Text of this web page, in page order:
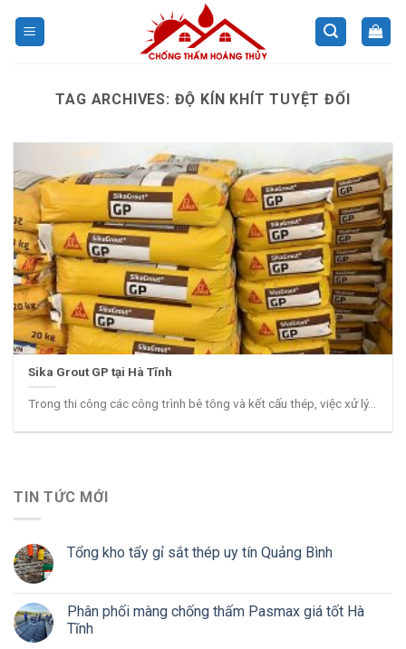
TAG ARCHIVES: ĐỘ KÍN KHÍT TUYỆT ĐỐI
Sika Grout GP tại Hà Tĩnh
Trong thi công các công trình bê tông và kết cấu thép, việc xử lý...
TIN TỨC MỚI
Tổng kho tẩy gỉ sắt thép uy tín Quảng Bình
Phân phối màng chống thấm Pasmax giá tốt Hà
Tĩnh